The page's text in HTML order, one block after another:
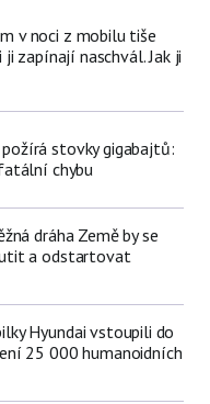
v noci z mobilu tiše
ji zapínají naschvál. Jak ji
stovky gigabajtů:
chybu
dráha Země by se
a odstartovat
Hyundai vstoupili do
25 000 humanoidních